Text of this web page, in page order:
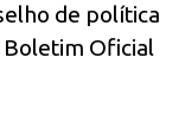
de política
Oficial